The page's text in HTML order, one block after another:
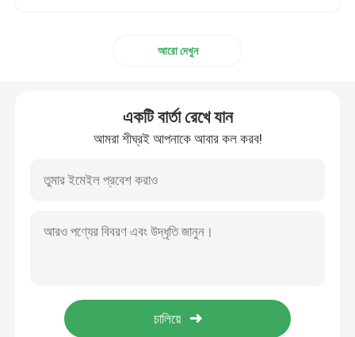
আরো দেখুন
একটি বার্তা রেখে যান
আমরা শীঘ্রই আপনাকে আবার কল করব!